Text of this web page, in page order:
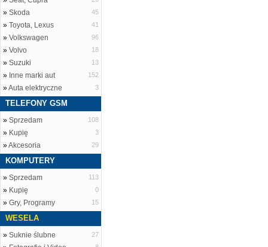
» Skoda 45
» Toyota, Lexus 41
» Volkswagen 96
» Volvo 18
» Suzuki 13
» Inne marki aut 152
»Auta elektryczne 3
TELEFONY GSM
» Sprzedam 108
» Kupię 3
»Akcesoria 29
KOMPUTERY
» Sprzedam 113
» Kupię 0
» Gry, Programy 15
WESELA
» Suknie ślubne 27